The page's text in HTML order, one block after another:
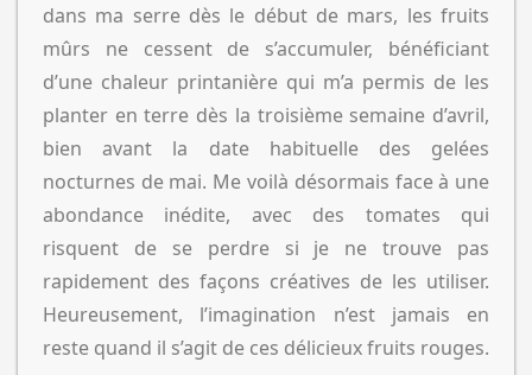
dans ma serre dès le début de mars, les fruits
mûrs ne cessent de s’accumuler, bénéficiant
d’une chaleur printanière qui m’a permis de les
planter en terre dès la troisième semaine d’avril,
bien avant la date habituelle des gelées
nocturnes de mai. Me voilà désormais face à une
abondance inédite, avec des tomates qui
risquent de se perdre si je ne trouve pas
rapidement des façons créatives de les utiliser.
Heureusement, l’imagination n’est jamais en
reste quand il s’agit de ces délicieux fruits rouges.